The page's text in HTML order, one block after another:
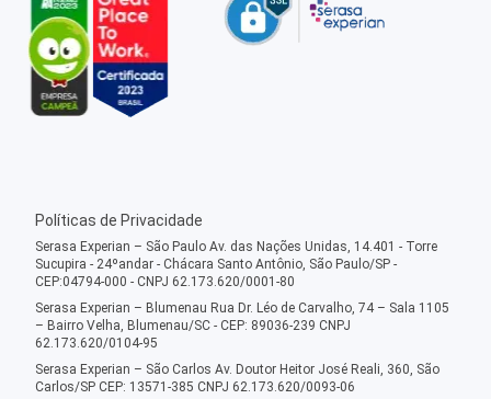
Políticas de Privacidade
Serasa Experian – São Paulo Av. das Nações Unidas, 14.401 - Torre
Sucupira - 24ºandar - Chácara Santo Antônio, São Paulo/SP -
CEP:04794-000 - CNPJ 62.173.620/0001-80
Serasa Experian – Blumenau Rua Dr. Léo de Carvalho, 74 – Sala 1105
– Bairro Velha, Blumenau/SC - CEP: 89036-239 CNPJ
62.173.620/0104-95
Serasa Experian – São Carlos Av. Doutor Heitor José Reali, 360, São
Carlos/SP CEP: 13571-385 CNPJ 62.173.620/0093-06